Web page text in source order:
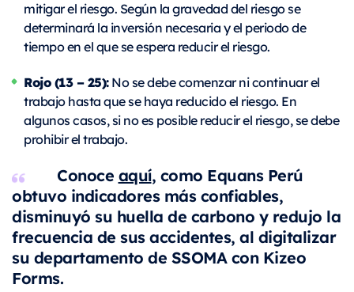
mitigar el riesgo. Según la gravedad del riesgo se
determinará la inversión necesaria y el periodo de
tiempo en el que se espera reducir el riesgo.
Rojo (13 – 25):No se debe comenzar ni continuar el
trabajo hasta que se haya reducido el riesgo. En
algunos casos, si no es posible reducir el riesgo, se debe
prohibir el trabajo.
Conoce aquí, como Equans Perú
obtuvo indicadores más confiables,
disminuyó su huella de carbono y redujo la
frecuencia de sus accidentes, al digitalizar
su departamento de SSOMA con Kizeo
Forms.